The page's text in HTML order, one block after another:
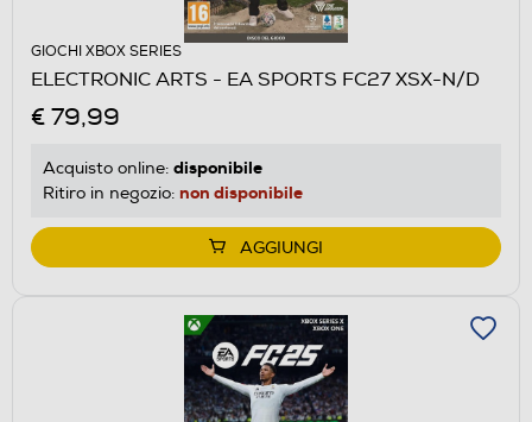
GIOCHI XBOX SERIES
ELECTRONIC ARTS - EA SPORTS FC27 XSX-N/D
€ 79,99
Acquisto online: disponibile
Ritiro in negozio: non disponibile
AGGIUNGI